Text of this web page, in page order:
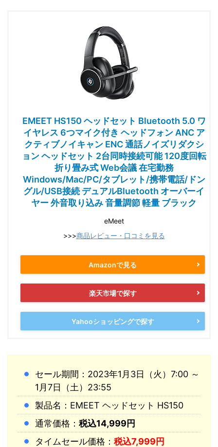
EMEET HS150 ヘッドセット Bluetooth 5.0 ワ
イヤレス 6つマイク付き ヘッドフォン ANC ア
クティブノイキャン ENC 通話ノイズリダクシ
ョン ヘッドセット 2台同時接続可能 120度回転
折り畳み式 Web会議 在宅勤務
Windows/Mac/PC/タブレット/携帯電話/ドン
グル/USB接続 デュアルBluetooth オーバーイ
ヤー 外音取り込み 音量調節 軽量 ブラック
eMeet
>>>商品レビュー・口コミを見る
Amazonで見る
楽天市場で探す
Yahooショッピングで探す
セール期間：2023年1月3日（火）7:00 ～
1月7日（土）23:55
製品名：EMEET ヘッドセット HS150
通常価格： 税込14,999円
タイムセール価格： 税込7,999円